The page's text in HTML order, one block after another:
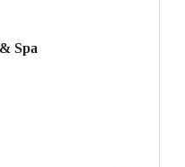
Spa